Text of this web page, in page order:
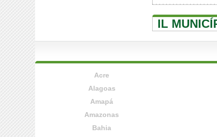
IL
Acre
Alagoas
Amapá
Amazonas
Bahia